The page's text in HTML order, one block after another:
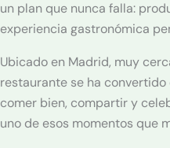
un plan que nunca falla:
experiencia gastronómica
Ubicado en Madrid, muy
restaurante se ha
comer bien, compartir y
uno de esos momentos que